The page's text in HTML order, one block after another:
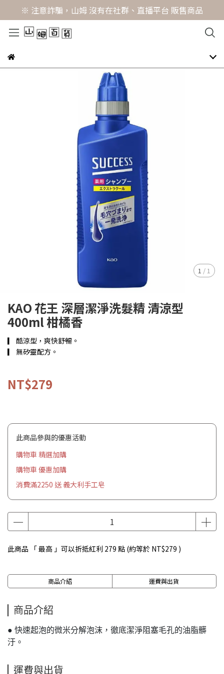
※ 注意詐騙，山姆 沒有在社群、直播平台 販售商品
1 / 1
KAO 花王 深層潔淨洗髮精 清涼型
400ml 柑橘香
▎ 酷涼型，爽快舒暢。
▎ 無矽靈配方。
NT$279
此商品參與的優惠活動
購物車 精選加購
購物車 優惠加購
消費滿2250 送 義大利手工皂
此商品 「 最高 」可以折抵紅利 279 點 (約等於 NT$279 )
商品介紹 運費與出貨
商品介紹
● 快速起泡的微米分解泡沫，徹底潔淨阻塞毛孔的油脂髒
汙。
運費與出貨